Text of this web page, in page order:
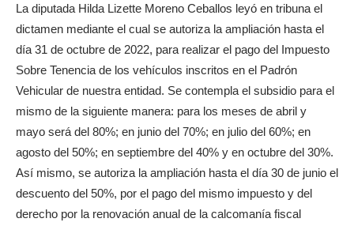
La diputada Hilda Lizette Moreno Ceballos leyó en tribuna el
dictamen mediante el cual se autoriza la ampliación hasta el
día 31 de octubre de 2022, para realizar el pago del Impuesto
Sobre Tenencia de los vehículos inscritos en el Padrón
Vehicular de nuestra entidad. Se contempla el subsidio para el
mismo de la siguiente manera: para los meses de abril y
mayo será del 80%; en junio del 70%; en julio del 60%; en
agosto del 50%; en septiembre del 40% y en octubre del 30%.
Así mismo, se autoriza la ampliación hasta el día 30 de junio el
descuento del 50%, por el pago del mismo impuesto y del
derecho por la renovación anual de la calcomanía fiscal